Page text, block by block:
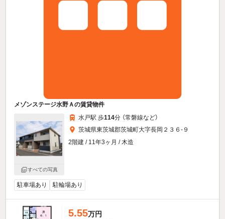
メゾンステージ水野Ａの賃貸物件
すべての写真
水戸駅 歩114分 （常磐線など）
茨城県東茨城郡茨城町大字長岡２３６-９
2階建 / 11年3ヶ月 / 木造
駐車場あり 駐輪場あり
5.55万円